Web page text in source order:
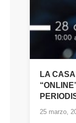
LA
25 marzo,